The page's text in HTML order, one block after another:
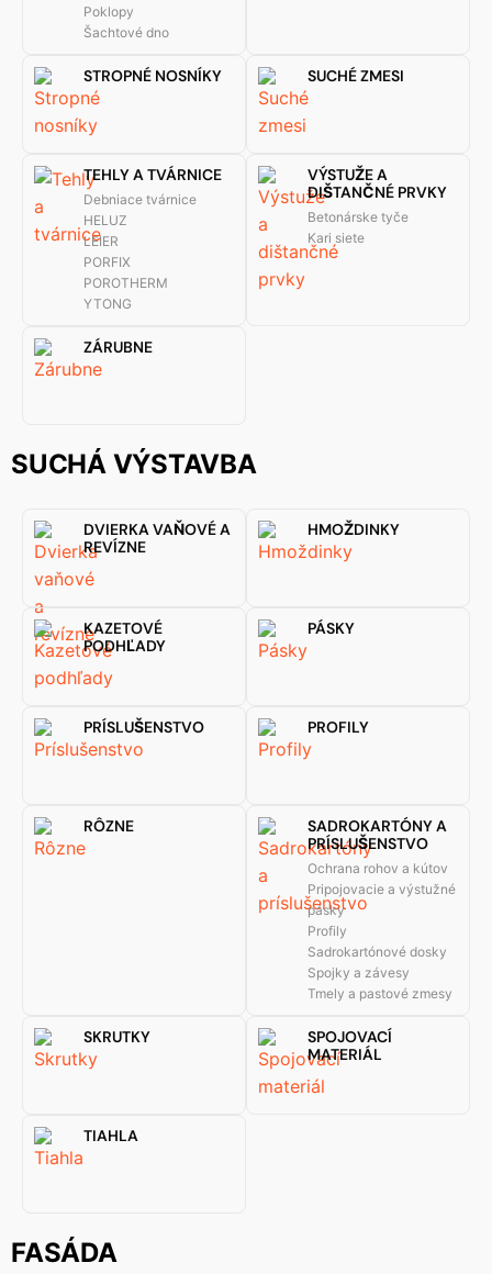
Poklopy
Šachtové dno
STROPNÉ NOSNÍKY SUCHÉ ZMESI
TEHLY A TVÁRNICE
Debniace tvárnice
HELUZ
LEIER
PORFIX
POROTHERM
YTONG
VÝSTUŽE A
DIŠTANČNÉ PRVKY
Betonárske tyče
Kari siete
ZÁRUBNE
SUCHÁ VÝSTAVBA
DVIERKA VAŇOVÉ A
REVÍZNE
HMOŽDINKY
KAZETOVÉ
PODHĽADY
PÁSKY
PRÍSLUŠENSTVO PROFILY
RÔZNE
SADROKARTÓNY A
PRÍSLUŠENSTVO
Ochrana rohov a kútov
Pripojovacie a výstužné
pásky
Profily
Sadrokartónové dosky
Spojky a závesy
Tmely a pastové zmesy
SKRUTKY
SPOJOVACÍ
MATERIÁL
TIAHLA
FASÁDA